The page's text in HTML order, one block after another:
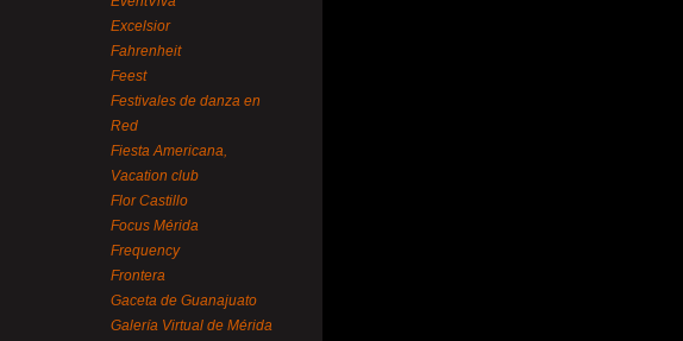
Excelsior
Fahrenheit
Feest
Festivales de danza en
Red
Fiesta Americana,
Vacation club
Flor Castillo
Focus Mérida
Frequency
Frontera
Gaceta de Guanajuato
Galería Virtual de Mérida